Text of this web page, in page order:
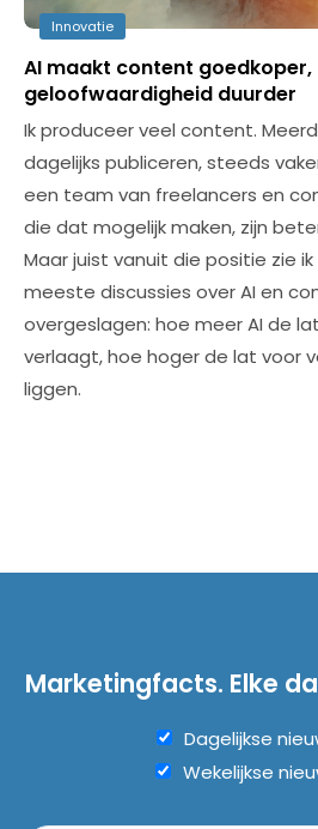
Innovatie
AI maakt content goedkoper,
geloofwaardigheid duurder
Ik produceer veel content.
dagelijks publiceren, steeds
een team van freelancers en
die dat mogelijk maken, zijn
Maar juist vanuit die positie zie
meeste discussies over AI en
overgeslagen: hoe meer AI de
verlaagt, hoe hoger de lat voor
liggen.
Marketingfacts. Elke
Dagelijkse
Wekelijkse